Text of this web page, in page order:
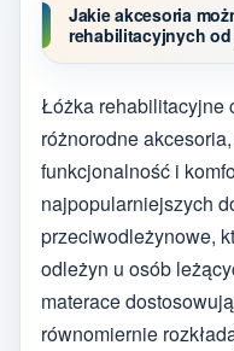
Jakie akcesoria
rehabilitacyjnych
Łóżka rehabilitacyjne
różnorodne
funkcjonalność i
najpopularniejszych
przeciwodleżynowe,
odleżyn u osób
materace
równomiernie